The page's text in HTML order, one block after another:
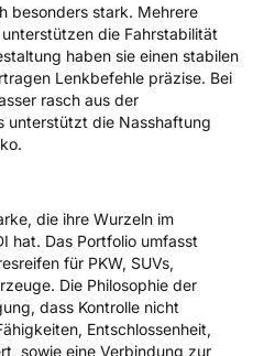
besonders stark. Mehrere
die Fahrstabilität
haben sie einen stabilen
Lenkbefehle präzise. Bei
rasch aus der
unterstützt die Nasshaftung
die ihre Wurzeln im
hat. Das Portfolio umfasst
für PKW, SUVs,
Die Philosophie der
dass Kontrolle nicht
Entschlossenheit,
sowie eine Verbindung zur